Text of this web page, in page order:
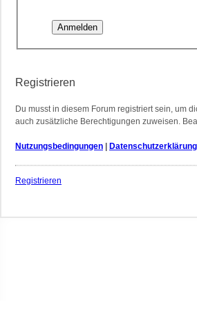
Registrieren
Du musst in diesem Forum registriert sein, um
auch zusätzliche Berechtigungen zuweisen.
Nutzungsbedingungen | Datenschutzerklärung
Registrieren